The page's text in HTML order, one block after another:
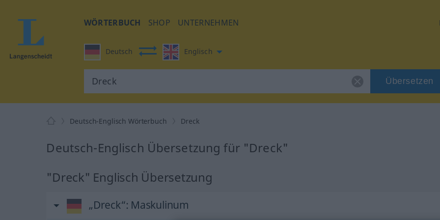
WÖRTERBUCH SHOP UNTERNEHMEN
Deutsch Englisch
Übersetzen
Deutsch-Englisch Wörterbuch Dreck
Deutsch-Englisch Übersetzung für "Dreck"
"Dreck" Englisch Übersetzung
„Dreck“: Maskulinum